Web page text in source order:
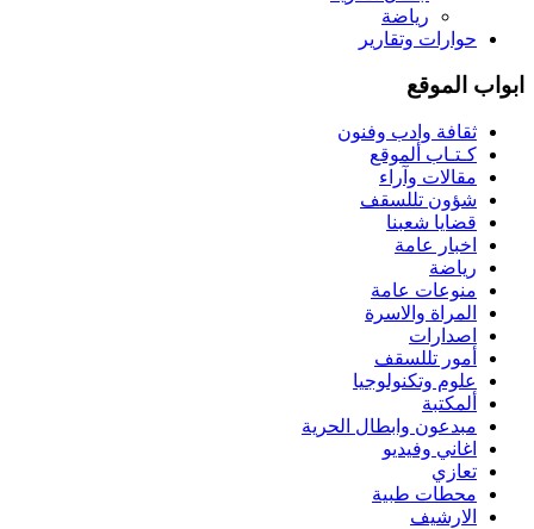
رياضة
حوارات وتقارير
ابواب الموقع
ثقافة وادب وفنون
كـتـاب ألموقع
مقالات وآراء
شؤون تللسقف
قضايا شعبنا
اخبار عامة
رياضة
منوعات عامة
المراة والاسرة
اصدارات
أمور تللسقف
علوم وتكنولوجيا
ألمكتبة
مبدعون وابطال الحرية
اغاني وفيديو
تعازي
محطات طبية
الارشيف